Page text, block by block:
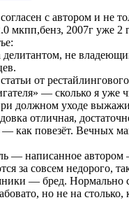
с автором и не
мкпп,бенз, 2007г уже 2
делитантом, не
от
— сколько я уже
должном уходе
отличная,
— как повезёт. Вечных
— написанное автором
за совсем недорого,
— бред. Нормально
но не на столько,